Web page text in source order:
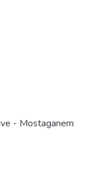
- Mostaganem